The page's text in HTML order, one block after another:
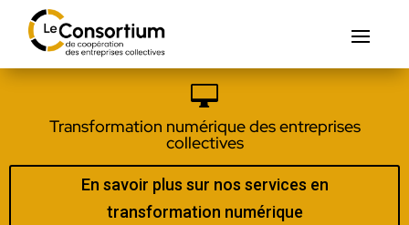

Transformation numérique des entreprises
collectives
En savoir plus sur nos services en
transformation numérique